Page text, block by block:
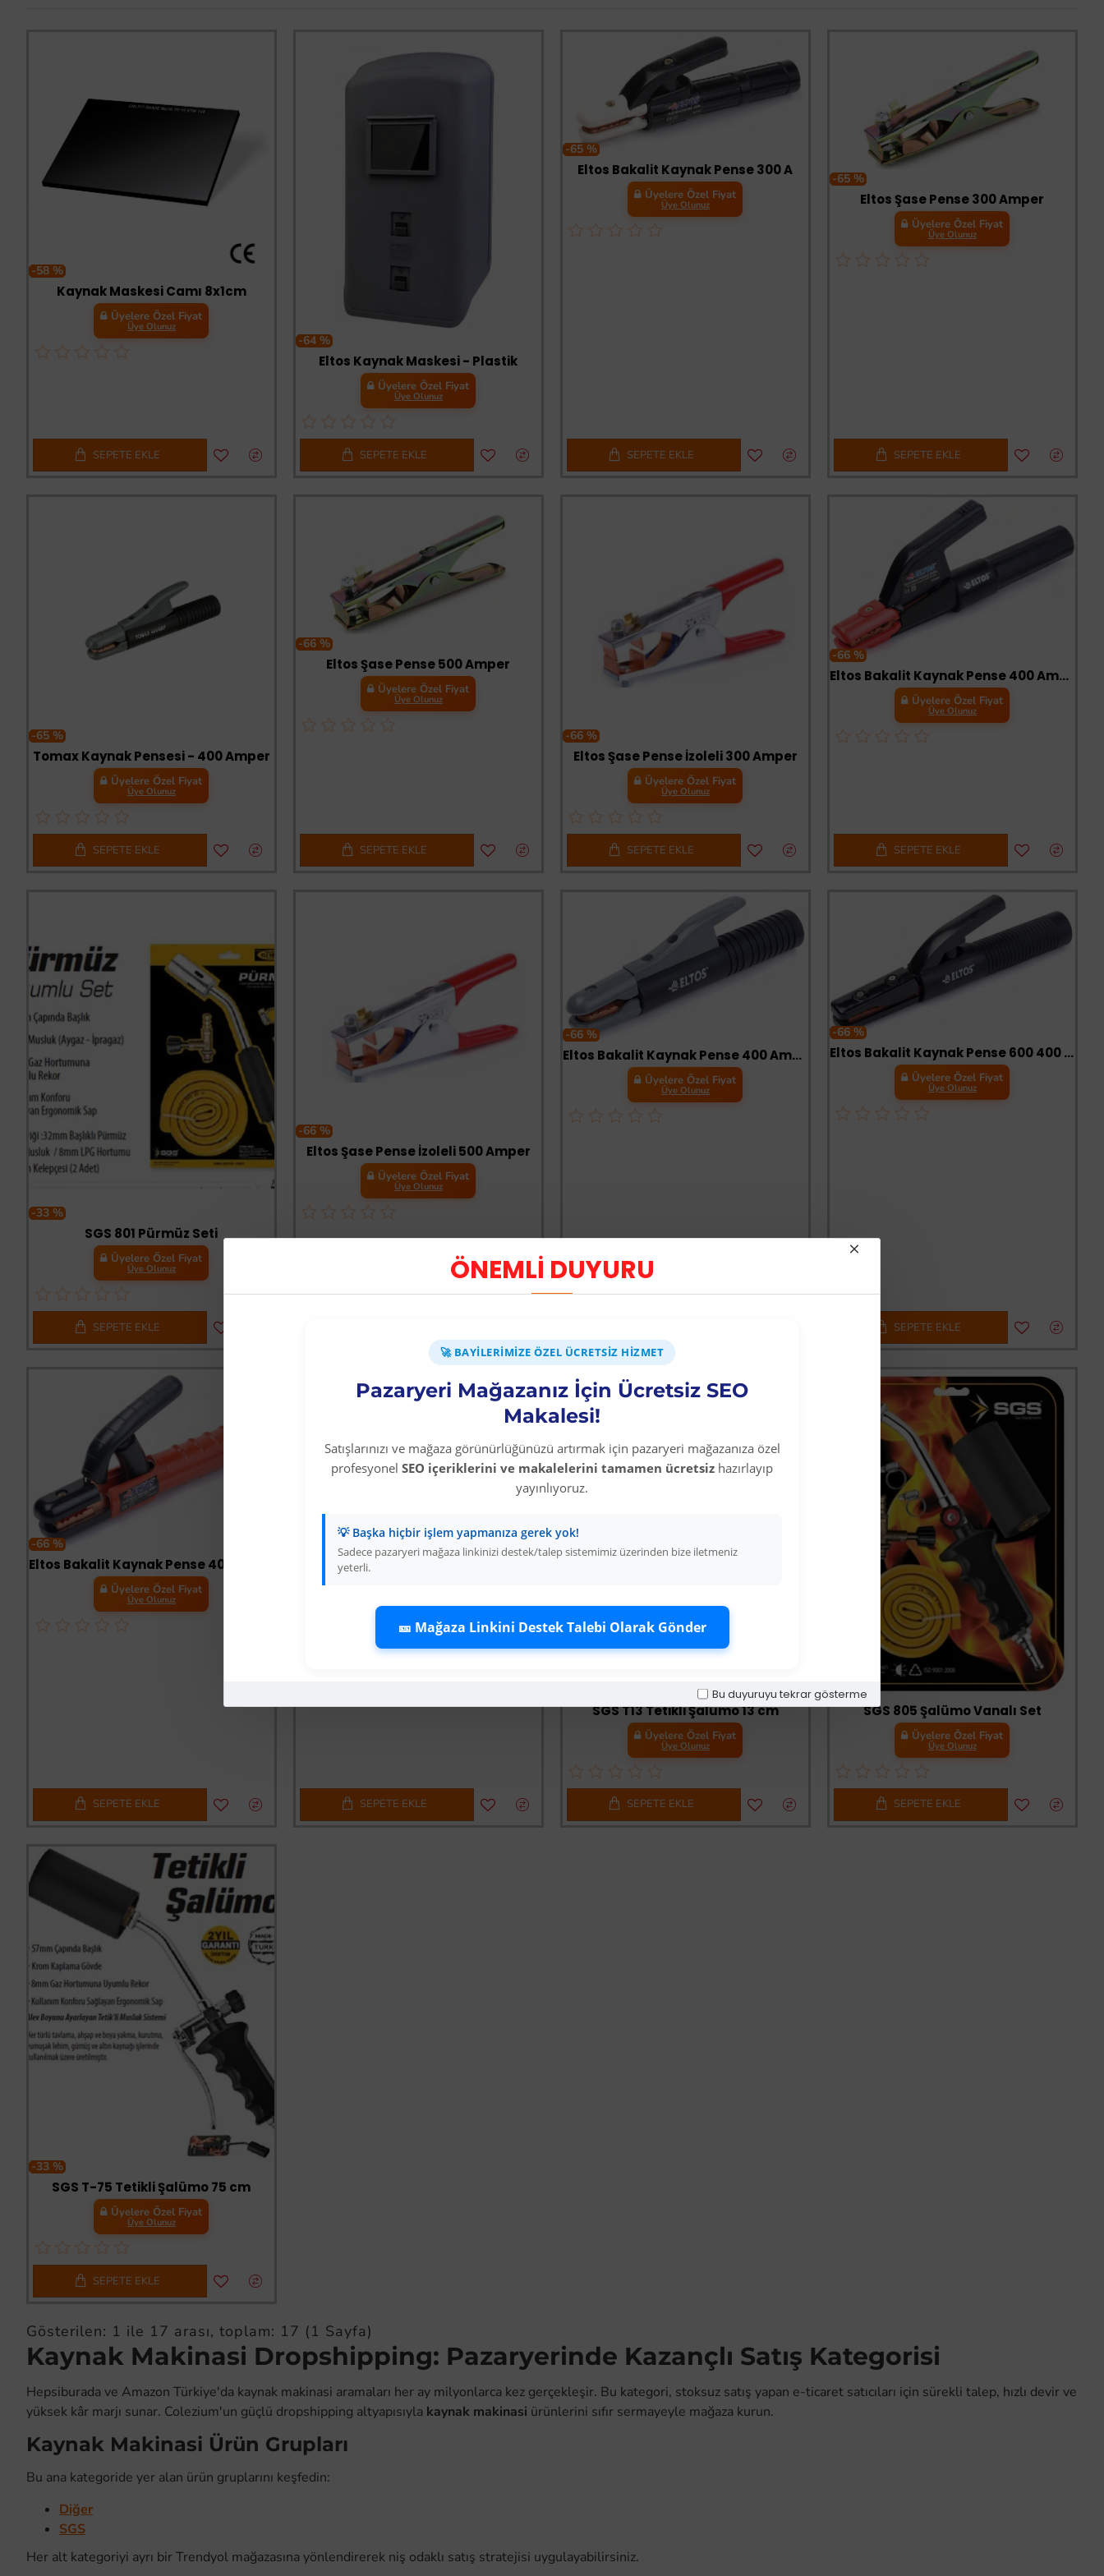
ÖNEMLİ DUYURU
🚀 BAYILERIMIZE ÖZEL ÜCRETSIZ HIZMET
Pazaryeri Mağazanız İçin Ücretsiz SEO
Makalesi!
Satışlarınızı ve mağaza görünürlüğünüzü artırmak için pazaryeri mağazanıza özel
profesyonel SEO içeriklerini ve makalelerini tamamen ücretsiz hazırlayıp
yayınlıyoruz.
💡 Başka hiçbir işlem yapmanıza gerek yok!
Sadece pazaryeri mağaza linkinizi destek/talep sistemimiz üzerinden bize iletmeniz
yeterli.
🎫 Mağaza Linkini Destek Talebi Olarak Gönder
Bu duyuruyu tekrar gösterme
-58 %
Kaynak Maskesi Camı 8x1cm
Üyelere Özel Fiyat
Üye Olunuz
SEPETE EKLE
-64 %
Eltos Kaynak Maskesi - Plastik
Üyelere Özel Fiyat
Üye Olunuz
SEPETE EKLE
-65 %
Eltos Bakalit Kaynak Pense 300 A
Üyelere Özel Fiyat
Üye Olunuz
SEPETE EKLE
-65 %
Eltos Şase Pense 300 Amper
Üyelere Özel Fiyat
Üye Olunuz
SEPETE EKLE
-65 %
Tomax Kaynak Pensesi - 400 Amper
Üyelere Özel Fiyat
Üye Olunuz
SEPETE EKLE
-66 %
Eltos Şase Pense 500 Amper
Üyelere Özel Fiyat
Üye Olunuz
SEPETE EKLE
-66 %
Eltos Şase Pense İzoleli 300 Amper
Üyelere Özel Fiyat
Üye Olunuz
SEPETE EKLE
-66 %
Eltos Bakalit Kaynak Pense 400 Amper
Üyelere Özel Fiyat
Üye Olunuz
SEPETE EKLE
-33 %
SGS 801 Pürmüz Seti
Üyelere Özel Fiyat
Üye Olunuz
SEPETE EKLE
-66 %
Eltos Şase Pense İzoleli 500 Amper
Üyelere Özel Fiyat
Üye Olunuz
-66 %
Eltos Bakalit Kaynak Pense 400 Amper
Üyelere Özel Fiyat
Üye Olunuz
-66 %
Eltos Bakalit Kaynak Pense 600 400 Amper
Üyelere Özel Fiyat
Üye Olunuz
SEPETE EKLE
-66 %
Üyelere Özel Fiyat
Üye Olunuz
SEPETE EKLE
Tomax Prinç Kaynak Pensesi - 600 Amper
Üyelere Özel Fiyat
SEPETE EKLE
SGS T13 Tetikli Şalümo 13 cm
Üyelere Özel Fiyat
Üye Olunuz
SEPETE EKLE
-33 %
SGS 805 Şalümo Vanalı Set
Üyelere Özel Fiyat
Üye Olunuz
SEPETE EKLE
-33 %
SGS T-75 Tetikli Şalümo 75 cm
Üyelere Özel Fiyat
Üye Olunuz
SEPETE EKLE
Gösterilen: 1 ile 17 arası, toplam: 17 (1 Sayfa)
Kaynak Makinasi Dropshipping: Pazaryerinde Kazançlı Satış Kategorisi
Hepsiburada ve Amazon Türkiye'da kaynak makinasi aramaları her ay milyonlarca kez gerçekleşir. Bu kategori, stoksuz satış yapan e-ticaret satıcıları için sürekli talep, hızlı devir ve
yüksek kâr marjı sunar. Colezium'un güçlü dropshipping altyapısıyla kaynak makinasi ürünlerini sıfır sermayeyle mağaza kurun.
Kaynak Makinasi Ürün Grupları
Bu ana kategoride yer alan ürün gruplarını keşfedin:
Diğer
SGS
Her alt kategoriyi ayrı bir Trendyol mağazasına yönlendirerek niş odaklı satış stratejisi uygulayabilirsiniz.